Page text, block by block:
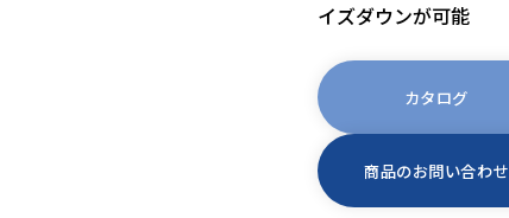
イズダウンが可能
カタログ
商品のお問い合わせ